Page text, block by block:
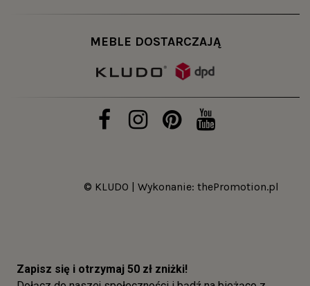
MEBLE DOSTARCZAJĄ
© KLUDO | Wykonanie: thePromotion.pl